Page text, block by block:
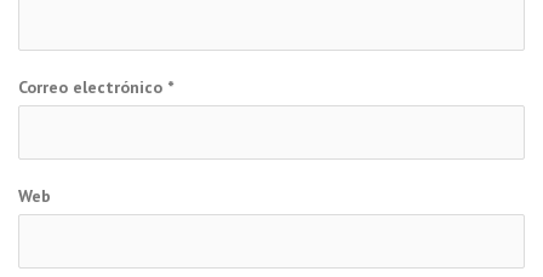
Correo electrónico *
Web